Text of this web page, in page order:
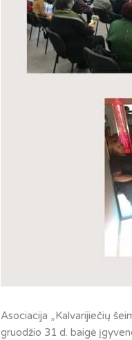
Asociacija „Kalvarijiečių
gruodžio 31 d. baigė